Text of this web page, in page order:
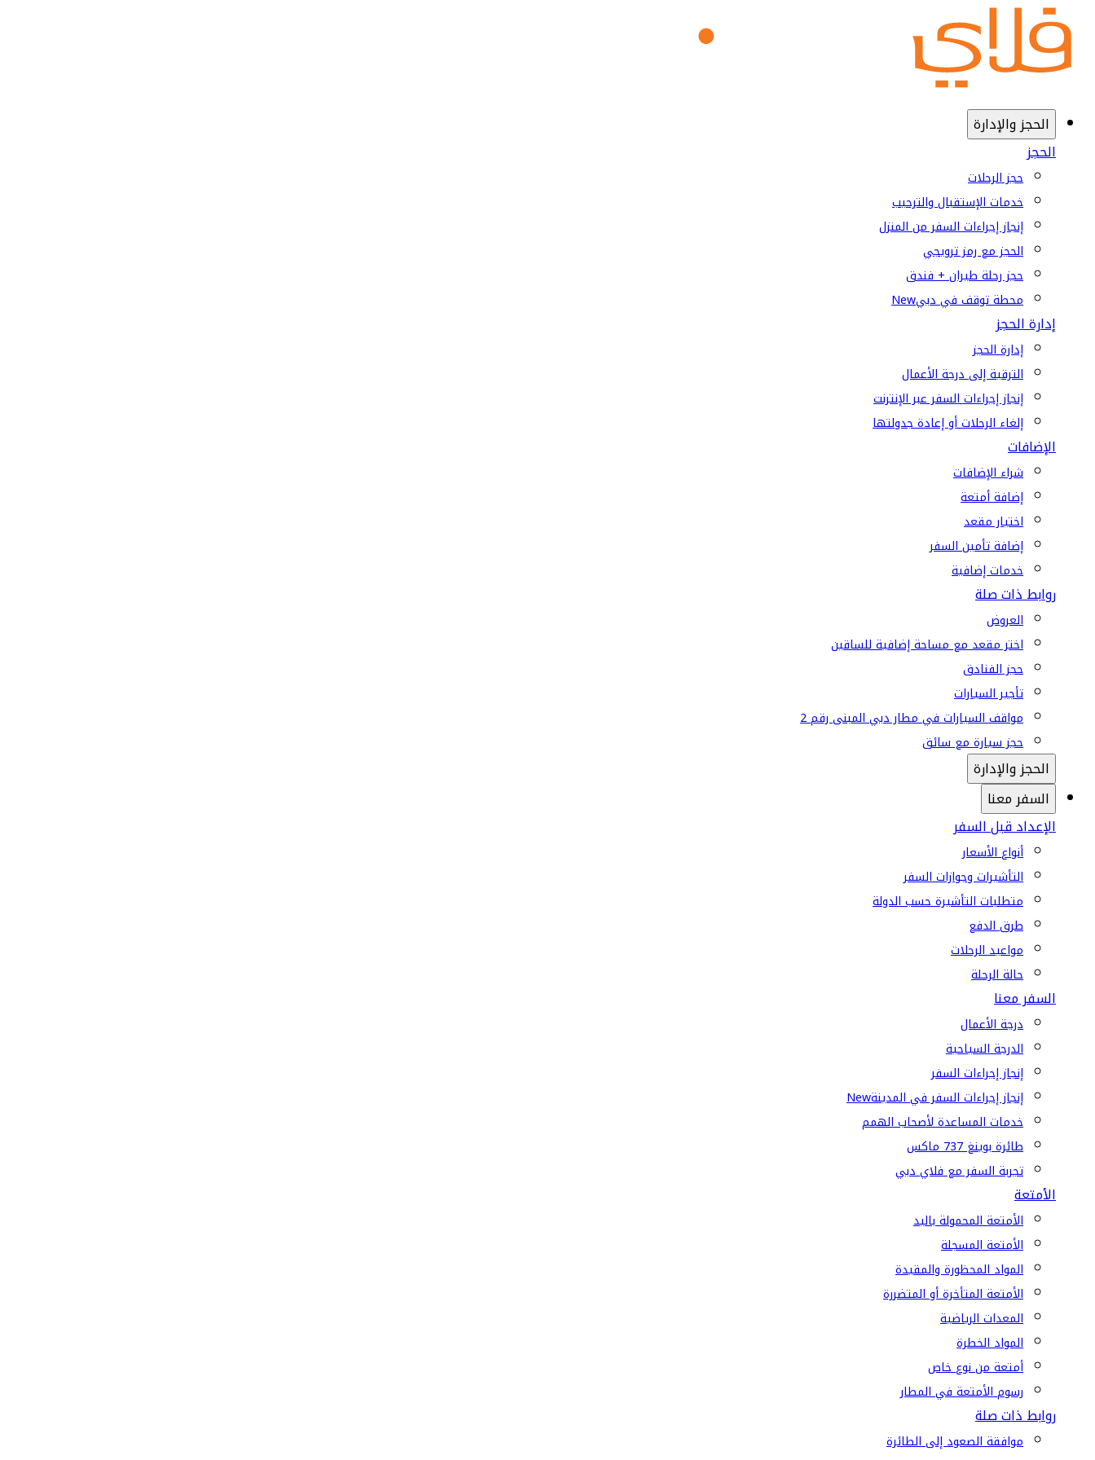
الحجز والإدارة
الحجز
حجز الرحلات
خدمات الإستقبال والترحيب
إنجاز إجراءات السفر من المنزل
الحجز مع رمز ترويجي
حجز رحلة طيران + فندق
محطة توقف في دبيNew
إدارة الحجز
إدارة الحجز
الترقية إلى درجة الأعمال
إنجاز إجراءات السفر عبر الإنترنت
إلغاء الرحلات أو إعادة جدولتها
الإضافات
شراء الإضافات
إضافة أمتعة
اختيار مقعد
إضافة تأمين السفر
خدمات إضافية
روابط ذات صلة
العروض
اختر مقعد مع مساحة إضافية للساقين
حجز الفنادق
تأجير السيارات
مواقف السيارات في مطار دبي المبنى رقم 2
حجز سيارة مع سائق
الحجز والإدارة
السفر معنا
الإعداد قبل السفر
أنواع الأسعار
التأشيرات وجوازات السفر
متطلبات التأشيرة حسب الدولة
طرق الدفع
مواعيد الرحلات
حالة الرحلة
السفر معنا
درجة الأعمال
الدرجة السياحية
إنجاز إجراءات السفر
إنجاز إجراءات السفر في المدينةNew
خدمات المساعدة لأصحاب الهمم
طائرة بوينغ 737 ماكس
تجربة السفر مع فلاي دبي
الأمتعة
الأمتعة المحمولة باليد
الأمتعة المسجلة
المواد المحظورة والمقيدة
الأمتعة المتأخرة أو المتضررة
المعدات الرياضية
المواد الخطرة
أمتعة من نوع خاص
رسوم الأمتعة في المطار
روابط ذات صلة
موافقة الصعود إلى الطائرة